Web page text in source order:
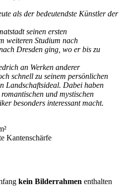
als der bedeutendste Künstler der
seinen ersten
weiteren Studium nach
Dresden ging, wo er bis zu
an Werken anderer
schnell zu seinem persönlichen
Landschaftsideal. Dabei haben
und mystischen
besonders interessant macht.
Kantenschärfe
kein Bilderrahmen enthalten